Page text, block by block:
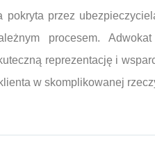
pokryta przez
procesem.
reprezentację i
w skomplikowanej